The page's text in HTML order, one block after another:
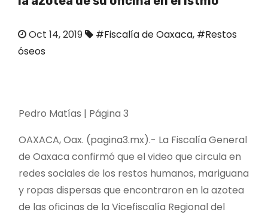
Oct 14, 2019 #Fiscalía de Oaxaca, #Restos
óseos
Pedro Matías | Página 3
OAXACA, Oax. (pagina3.mx).- La Fiscalía General
de Oaxaca confirmó que el video que circula en
redes sociales de los restos humanos, mariguana
y ropas dispersas que encontraron en la azotea
de las oficinas de la Vicefiscalía Regional del